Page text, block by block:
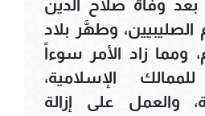
بعد وفاة صلاح الدين
الصليبيين، وطهَّر بلاد
ومما زاد الأمر سوءاً
الإسلامية،
والعمل على إزالة